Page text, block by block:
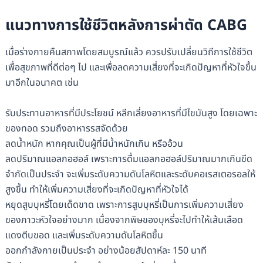
แนวทางการใช้ชีวิตหลังการผ่าตัด CABG
เมื่อร่างกายคืนสภาพโดยสมบูรณ์แล้ว ควรปรับเปลี่ยนวิถีการใช้ชีวิต
เพื่อสุขภาพที่ดีต่อๆ ไป และเพื่อลดความเสี่ยงที่จะเกิดปัญหาที่หัวใจขึ้น
มาอีกในอนาคต เช่น
รับประทานอาหารที่มีประโยชน์ หลีกเลี่ยงอาหารที่มีไขมันสูง โดยเฉพาะ
ของทอด รวมถึงอาหารรสจัดด้วย
ลดน้ำหนัก หากคุณเป็นผู้ที่มีน้ำหนักเกิน หรืออ้วน
ลดปริมาณแอลกอฮอล์ เพราะการดื่มแอลกอฮอล์ปริมาณมากเกินขีด
จำกัดเป็นประจำ จะเพิ่มระดับความดันโลหิตและระดับคอเรสเตอรอลให้
สูงขึ้น ทำให้เพิ่มความเสี่ยงที่จะเกิดปัญหาที่หัวใจได้
หยุดสูบบุหรี่โดยเด็ดขาด เพราะการสูบบุหรี่เป็นการเพิ่มความเสี่ยง
ของภาวะหัวใจอย่างมาก เนื่องจากพิษของบุหรี่จะไปทำให้เส้นเลือด
แดงตีบขอด และเพิ่มระดับความดันโลหิตขึ้น
ออกกำลังกายเป็นประจำ อย่างน้อยสัปดาห์ละ 150 นาที